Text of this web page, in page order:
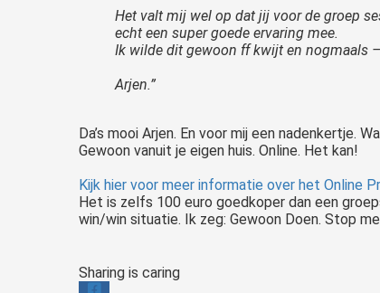
Het valt mij wel op dat jij voor de groep
echt een super goede ervaring mee.
Ik wilde dit gewoon ff kwijt en nogmaals
Arjen.”
Da’s mooi Arjen. En voor mij een nadenkertje.
Gewoon vanuit je eigen huis. Online. Het kan!
Kijk hier voor meer informatie over het Online
Het is zelfs 100 euro goedkoper dan een
win/win situatie. Ik zeg: Gewoon Doen. Stop
Sharing is caring